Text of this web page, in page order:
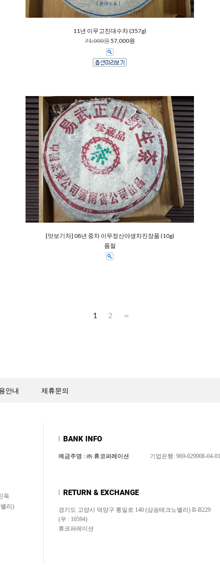
11년 이무고진대수차 (357g)
71,000원57,000원
[맛보기차] 08년 중차 이무정산야생차진장품 (10g)
품절
1 2 >>
안내 제휴문의
욱
리)
예금주명 : ㈜ 휴코퍼레이션 기업은행: 969-029908-04-
경기도 고양시 덕양구 통일로 140 (삼송테크노밸리) B-B229
(우 : 10594)
휴코퍼레이션